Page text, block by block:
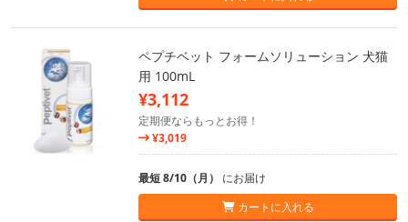
ペプチベット フォームソリューション 犬猫
用 100mL
¥3,112
定期便ならもっとお得！
¥3,019
最短 8/10（月） にお届け
カートに入れる